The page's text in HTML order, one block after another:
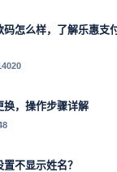
码怎么样，了解乐惠支
换，操作步骤详解
不显示姓名？